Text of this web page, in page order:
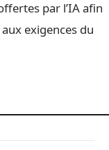
par l’IA afin
exigences du